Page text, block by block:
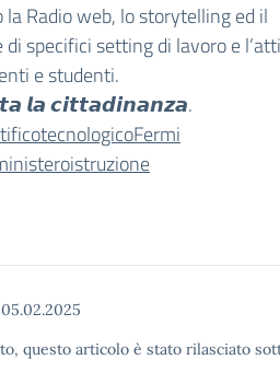
Radio web, lo storytelling ed il
specifici setting di lavoro e
e studenti.
𝙡𝙖 𝙘𝙞𝙩𝙩𝙖𝙙𝙞𝙣𝙖𝙣𝙯𝙖.
05.02.2025
questo articolo è stato rilasciato